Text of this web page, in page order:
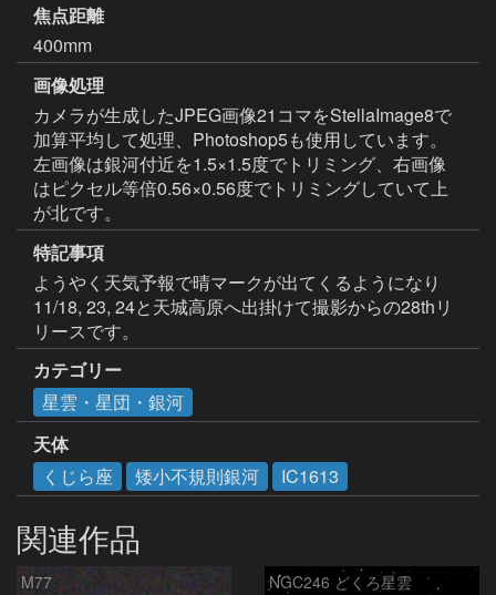
焦点距離
400mm
画像処理
カメラが生成したJPEG画像21コマをStellaImage8で
加算平均して処理、Photoshop5も使用しています。
左画像は銀河付近を1.5×1.5度でトリミング、右画像
はピクセル等倍0.56×0.56度でトリミングしていて上
が北です。
特記事項
ようやく天気予報で晴マークが出てくるようになり
11/18, 23, 24と天城高原へ出掛けて撮影からの28thリ
リースです。
カテゴリー
星雲・星団・銀河
天体
くじら座
矮小不規則銀河 IC1613
関連作品
M77 NGC246 どくろ星雲